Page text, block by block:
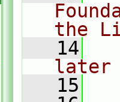
the
   14
later
   15